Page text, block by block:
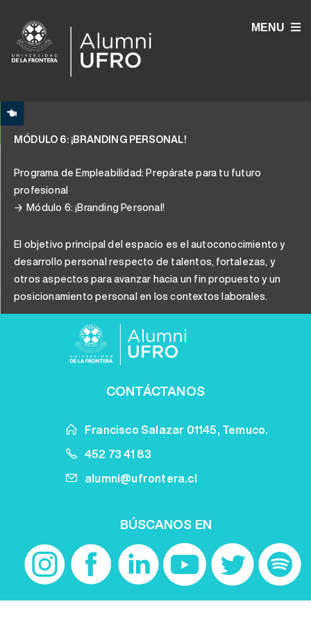
MENU
MÓDULO 6: ¡BRANDING PERSONAL!
Programa de Empleabilidad: Prepárate para tu futuro
profesional
Módulo 6: ¡Branding Personal!
El objetivo principal del espacio es el autoconocimiento y
desarrollo personal respecto de talentos, fortalezas, y
otros aspectos para avanzar hacia un fin propuesto y un
posicionamiento personal en los contextos laborales.
CONTÁCTANOS
Francisco Salazar 01145, Temuco.
452 73 41 83
alumni@ufrontera.cl
BÚSCANOS EN